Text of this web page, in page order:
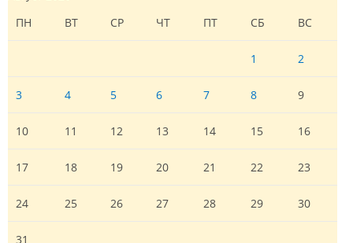
ПН
ВТ СР ЧТ ПТ СБ ВС
1 2
3 4 5 6 7 8 9
10 11 12 13 14 15 16
17 18 19 20 21 22 23
24 25 26 27 28 29 30
31